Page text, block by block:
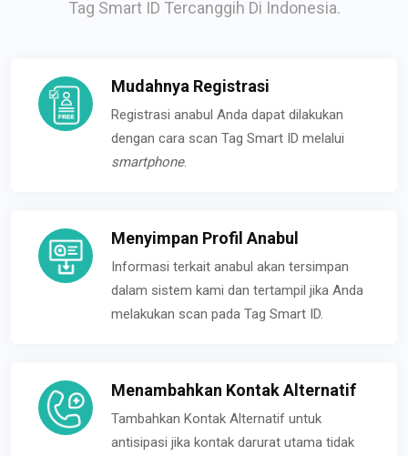
Tag Smart ID Tercanggih Di Indonesia.
Mudahnya Registrasi
Registrasi anabul Anda dapat dilakukan
dengan cara scan Tag Smart ID melalui
smartphone.
Menyimpan Profil Anabul
Informasi terkait anabul akan tersimpan
dalam sistem kami dan tertampil jika Anda
melakukan scan pada Tag Smart ID.
Menambahkan Kontak Alternatif
Tambahkan Kontak Alternatif untuk
antisipasi jika kontak darurat utama tidak